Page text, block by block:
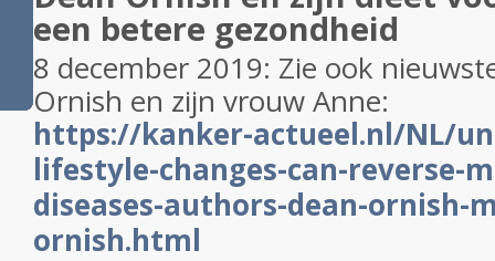
een betere gezondheid
8 december 2019: Zie ook
Ornish en zijn vrouw Anne:
https://kanker-actueel.nl/NL/
lifestyle-changes-can-reverse-
diseases-authors-dean-ornish-
ornish.html